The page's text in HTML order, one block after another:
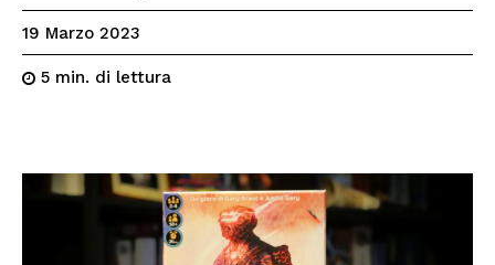
19 Marzo 2023
5 min. di lettura